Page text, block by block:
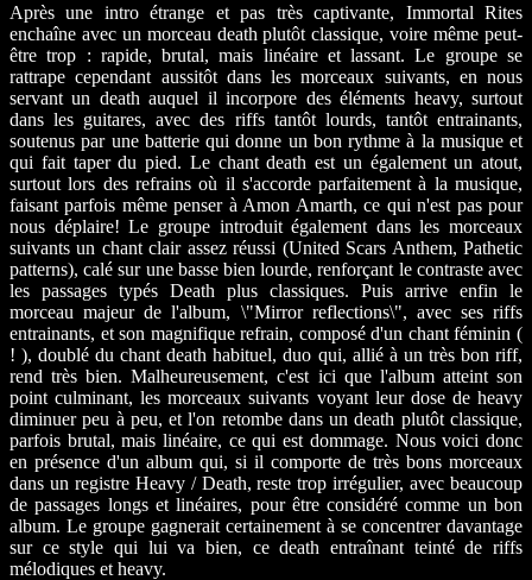
Après une intro étrange et pas très captivante, Immortal Rites
enchaîne avec un morceau death plutôt classique, voire même peut-
être trop : rapide, brutal, mais linéaire et lassant. Le groupe se
rattrape cependant aussitôt dans les morceaux suivants, en nous
servant un death auquel il incorpore des éléments heavy, surtout
dans les guitares, avec des riffs tantôt lourds, tantôt entrainants,
soutenus par une batterie qui donne un bon rythme à la musique et
qui fait taper du pied. Le chant death est un également un atout,
surtout lors des refrains où il s'accorde parfaitement à la musique,
faisant parfois même penser à Amon Amarth, ce qui n'est pas pour
nous déplaire! Le groupe introduit également dans les morceaux
suivants un chant clair assez réussi (United Scars Anthem, Pathetic
patterns), calé sur une basse bien lourde, renforçant le contraste avec
les passages typés Death plus classiques. Puis arrive enfin le
morceau majeur de l'album, \"Mirror reflections\", avec ses riffs
entrainants, et son magnifique refrain, composé d'un chant féminin (
! ), doublé du chant death habituel, duo qui, allié à un très bon riff,
rend très bien. Malheureusement, c'est ici que l'album atteint son
point culminant, les morceaux suivants voyant leur dose de heavy
diminuer peu à peu, et l'on retombe dans un death plutôt classique,
parfois brutal, mais linéaire, ce qui est dommage. Nous voici donc
en présence d'un album qui, si il comporte de très bons morceaux
dans un registre Heavy / Death, reste trop irrégulier, avec beaucoup
de passages longs et linéaires, pour être considéré comme un bon
album. Le groupe gagnerait certainement à se concentrer davantage
sur ce style qui lui va bien, ce death entraînant teinté de riffs
mélodiques et heavy.